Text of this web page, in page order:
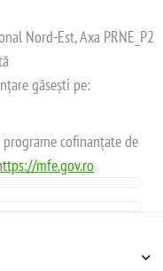
Nord-Est, Axa PRNE_P2
găsești pe:
cofinanțate de
mfe.gov.ro